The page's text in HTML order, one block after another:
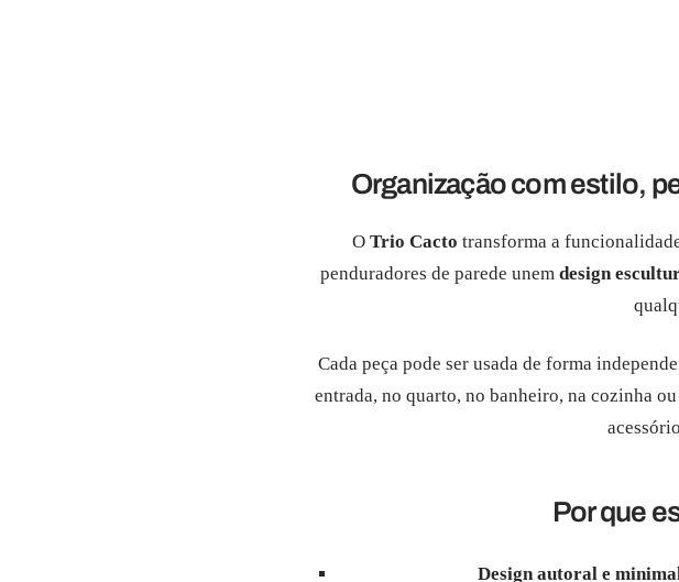
Organização com estilo,
O Trio Cacto transforma a
penduradores de parede unemdesign
Cada peça pode ser usada de forma
entrada, no quarto, no banheiro, na cozinha
Por que
Design autoral e